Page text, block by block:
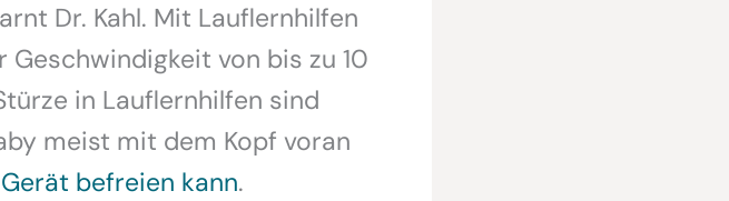
Dr. Kahl. Mit Lauflernhilfen
von bis zu 10
in Lauflernhilfen sind
meist mit dem Kopf voran
befreien kann.